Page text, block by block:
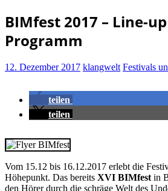
BIMfest 2017 – Line-
Programm
12. Dezember 2017 klangwelt Festivals
teilen
teilen
Vom 15.12 bis 16.12.2017 erlebt die
Höhepunkt. Das bereits XVI BIMfest in
den Hörer durch die schräge Welt des